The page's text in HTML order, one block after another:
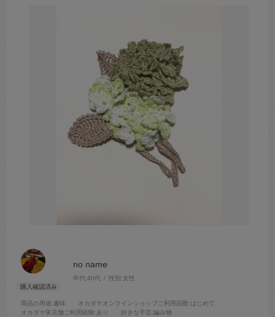
no name
年代:40代 性別:女性
商品の用途:趣味 オカダヤオンラインショップご利用回数:はじめて
オカダヤ実店舗ご利用経験:あり 好きな手芸:編み物